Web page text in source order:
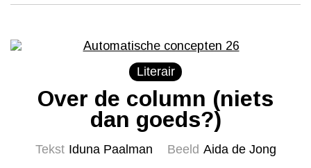
Literair
Over de column (niets
dan goeds?)
Tekst Iduna Paalman Beeld Aida de Jong